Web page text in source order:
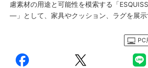
慮素材の用途と可能性を模索する「
―」として、家具やクッション、ラグを展示
PC